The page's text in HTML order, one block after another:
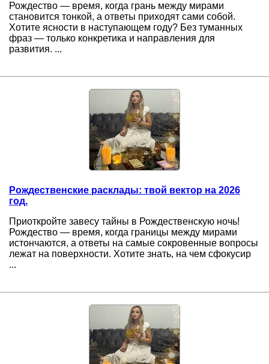
Рождество — время, когда грань между мирами
становится тонкой, а ответы приходят сами собой.
Хотите ясности в наступающем году? Без туманных
фраз — только конкретика и направления для
развития. ...
Рождественские расклады: твой вектор на 2026
год.
Приоткройте завесу тайны в Рождественскую ночь!
Рождество — время, когда границы между мирами
истончаются, а ответы на самые сокровенные вопросы
лежат на поверхности. Хотите знать, на чем сфокусир
...